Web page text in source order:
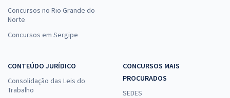
Concursos no Rio Grande do
Norte
Concursos em Sergipe
CONTEÚDO JURÍDICO
Consolidação das Leis do
Trabalho
CONCURSOS MAIS
PROCURADOS
SEDES